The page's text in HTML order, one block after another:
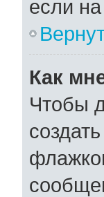
если
Как
Чтобы